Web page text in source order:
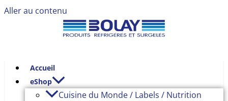
Aller au contenu
Accueil
eShop
Cuisine du Monde / Labels / Nutrition